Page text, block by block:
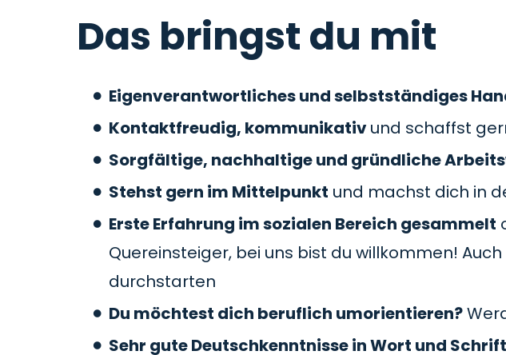
Das bringst du mit
Eigenverantwortliches und selbstständiges
Kontaktfreudig, kommunikativund schaffst
Sorgfältige, nachhaltige und gründliche
Stehst gern im Mittelpunkt und machst dich in
Erste Erfahrung im sozialen Bereich gesammelt
Quereinsteiger, bei uns bist du willkommen!
durchstarten
Du möchtest dich beruflich umorientieren?
Sehr gute Deutschkenntnisse in Wort und Schrift